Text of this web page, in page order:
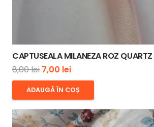
CAPTUSEALA MILANEZA ROZ QUARTZ
8,00lei Prețul
inițial
a
fost:
7,00 leiPrețul
curent
este:
7,00 lei.
ADAUGĂ ÎN COȘ